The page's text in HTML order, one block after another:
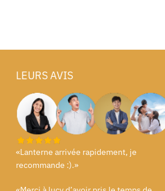
LEURS AVIS
«Lanterne arrivée rapidement, je
recommande :).»